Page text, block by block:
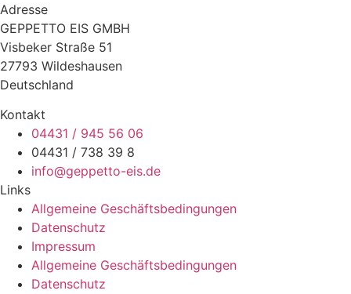
Adresse
GEPPETTO EIS GMBH
Visbeker Straße 51
27793 Wildeshausen
Deutschland
Kontakt
04431 / 945 56 06
04431 / 738 39 8
info@geppetto-eis.de
Links
Allgemeine Geschäftsbedingungen
Datenschutz
Impressum
Allgemeine Geschäftsbedingungen
Datenschutz